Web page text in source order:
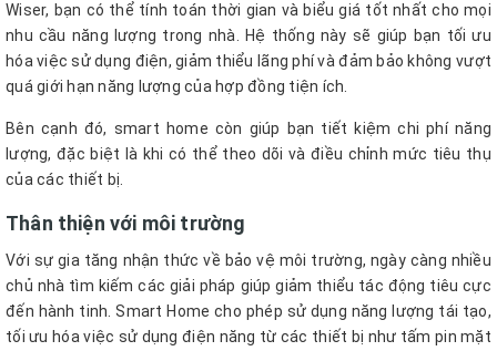
Wiser, bạn có thể tính toán thời gian và biểu giá tốt nhất cho mọi
nhu cầu năng lượng trong nhà. Hệ thống này sẽ giúp bạn tối ưu
hóa việc sử dụng điện, giảm thiểu lãng phí và đảm bảo không vượt
quá giới hạn năng lượng của hợp đồng tiện ích.
Bên cạnh đó, smart home còn giúp bạn tiết kiệm chi phí năng
lượng, đặc biệt là khi có thể theo dõi và điều chỉnh mức tiêu thụ
của các thiết bị.
Thân thiện với môi trường
Với sự gia tăng nhận thức về bảo vệ môi trường, ngày càng nhiều
chủ nhà tìm kiếm các giải pháp giúp giảm thiểu tác động tiêu cực
đến hành tinh. Smart Home cho phép sử dụng năng lượng tái tạo,
tối ưu hóa việc sử dụng điện năng từ các thiết bị như tấm pin mặt